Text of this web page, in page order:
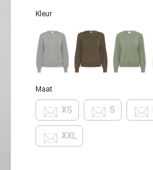
Kleur
Maat
XS S
XXL